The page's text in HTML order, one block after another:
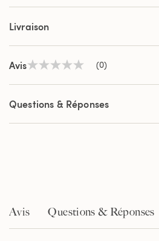
Livraison
AvisAucune
de
notation
Lien
la
(0)
Questions & Réponses
Avis Questions & Réponses